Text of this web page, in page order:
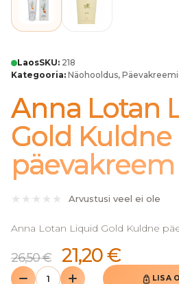
LaosSKU: 218
Kategooria: Näohooldus,
Anna Lotan
Gold Kuldne
Arvustusi veel ei ole
Anna Lotan Liquid Gold Kuldne
26,50€ 21,20€
LISA